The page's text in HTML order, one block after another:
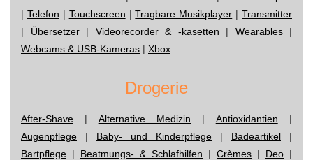
| Telefon | Touchscreen |Tragbare Musikplayer | Transmitter
| Übersetzer| Videorecorder & -kasetten | Wearables|
Webcams & USB-Kameras | Xbox
Drogerie
After-Shave | Alternative Medizin | Antioxidantien |
Augenpflege | Baby- und Kinderpflege | Badeartikel |
Bartpflege | Beatmungs- & Schlafhilfen | Crèmes | Deo |